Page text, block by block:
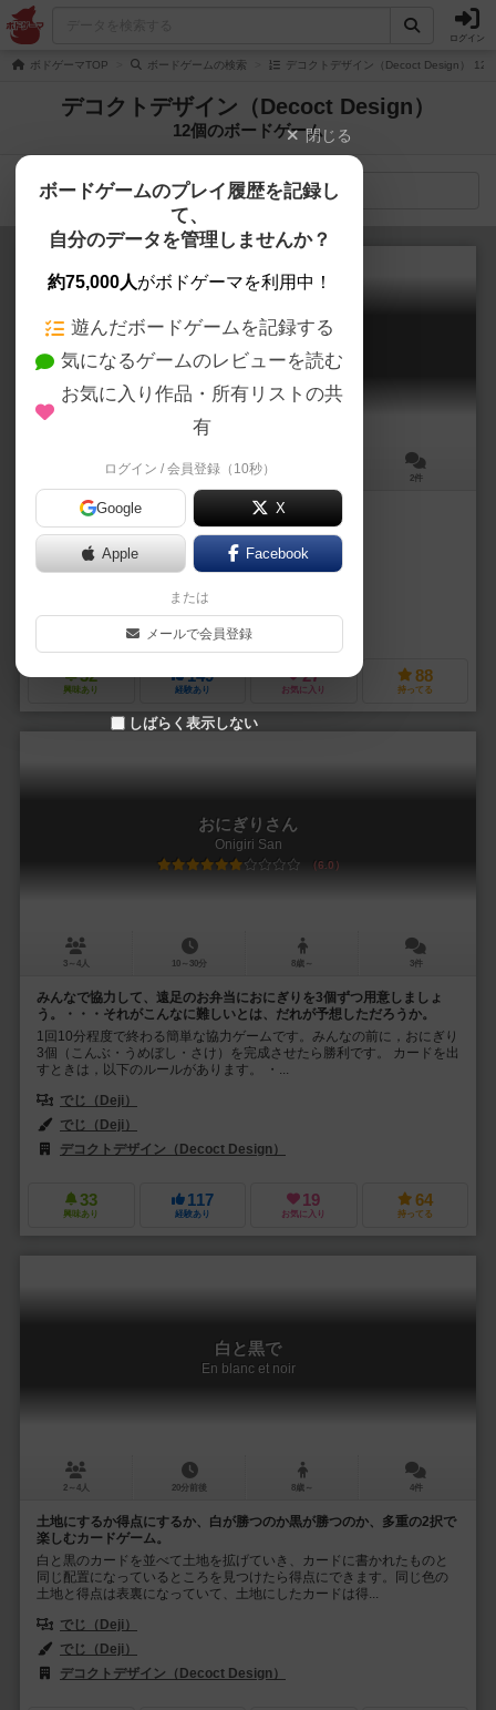
ログイン
ボドゲーマTOP ボードゲームの検索 デコクトデザイン（Decoct Design） 12
デコクトデザイン（Decoct Design）
12個のボードゲーム
検索メニュー
白と黒でトリテ
Trick-taking in Black and White
20～30分 2件
作品説明文の編集者を募集中
出嶋 勉（Tsutomu Dejima）
出嶋 勉（Tsutomu Dejima）
デコクトデザイン（Decoct Design）
32
興味あり
149
経験あり
27
お気に入り
88
持ってる
おにぎりさん
Onigiri San
6.0
3～4人 10～30分 8歳～ 3件
みんなで協力して、遠足のお弁当におにぎりを3個ずつ用意しましょ
う。・・・それがこんなに難しいとは、だれが予想しただろうか。
1回10分程度で終わる簡単な協力ゲームです。みんなの前に，おにぎり
3個（こんぶ・うめぼし・さけ）を完成させたら勝利です。 カードを出
すときは，以下のルールがあります。 ・...
でじ（Deji）
でじ（Deji）
デコクトデザイン（Decoct Design）
33
興味あり
117
経験あり
19
お気に入り
64
持ってる
白と黒で
En blanc et noir
2～4人 20分前後 8歳～ 4件
土地にするか得点にするか、白が勝つのか黒が勝つのか、多重の2択で
楽しむカードゲーム。
白と黒のカードを並べて土地を拡げていき、カードに書かれたものと
同じ配置になっているところを見つけたら得点にできます。同じ色の
土地と得点は表裏になっていて、土地にしたカードは得...
でじ（Deji）
でじ（Deji）
デコクトデザイン（Decoct Design）
閉じる
ボードゲームのプレイ履歴を記録し
て、
自分のデータを管理しませんか？
約75,000人がボドゲーマを利用中！
遊んだボードゲームを記録する
気になるゲームのレビューを読む
お気に入り作品・所有リストの共
有
ログイン / 会員登録（10秒）
Google X
Apple Facebook
または
メールで会員登録
しばらく表示しない